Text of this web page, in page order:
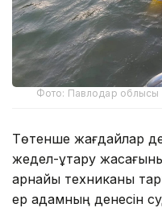
Фото: Павлодар
Төтенше жағдайлар
жедел-құтқару
арнайы техниканы
ер адамның денесін